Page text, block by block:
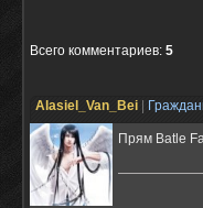
Всего комментариев: 5
Alasiel_Van_Bei
Прям Batle